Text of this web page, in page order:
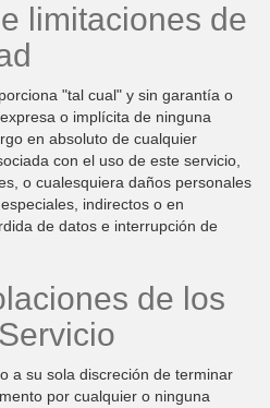
limitaciones de
"tal cual" y sin garantía o
o implícita de ninguna
en absoluto de cualquier
con el uso de este servicio,
o cualesquiera daños personales
indirectos o en
de datos e interrupción de
de los
a su sola discreción de terminar
por cualquier o ninguna